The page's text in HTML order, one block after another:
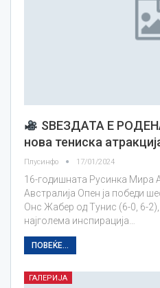
ЅВЕЗДАТА Е
нова тениска
Плусинфо 17/01/2024
16-годишната Русинка Мира
Австралија Опен ја победи
Онс Жабер од Тунис (6-0, 6-2),
најголема инспирација…
ПОВЕЌЕ...
ГАЛЕРИЈА